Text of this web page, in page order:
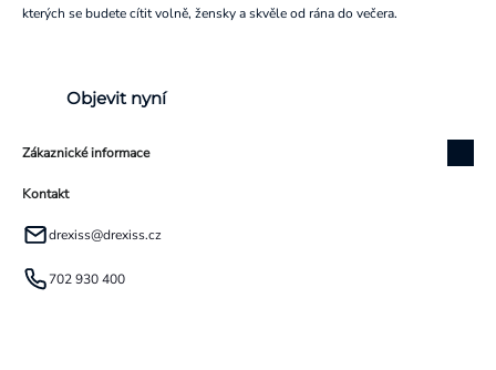
kterých se budete cítit volně, žensky a skvěle od rána do večera.
Objevit nyní
Zákaznické informace
Kontakt
drexiss@drexiss.cz
702 930 400